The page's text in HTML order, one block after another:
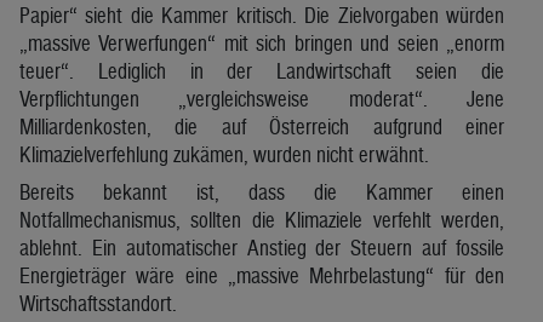
Papier“ sieht die Kammer kritisch. Die Zielvorgaben würden
„massive Verwerfungen“ mit sich bringen und seien „enorm
teuer“. Lediglich in der Landwirtschaft seien die
Verpflichtungen „vergleichsweise moderat“. Jene
Milliardenkosten, die auf Österreich aufgrund einer
Klimazielverfehlung zukämen, wurden nicht erwähnt.
Bereits bekannt ist, dass die Kammer einen
Notfallmechanismus, sollten die Klimaziele verfehlt werden,
ablehnt. Ein automatischer Anstieg der Steuern auf fossile
Energieträger wäre eine „massive Mehrbelastung“ für den
Wirtschaftsstandort.